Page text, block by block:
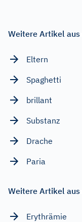
Weitere Artikel
Eltern
Spaghetti
brillant
Substanz
Drache
Paria
Weitere Artikel aus
Erythrämie